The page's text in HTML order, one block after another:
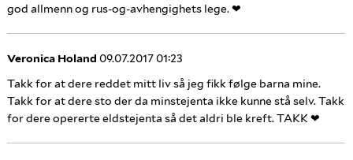
god allmenn og rus-og-avhengighets lege. ❤
Veronica Holand 09.07.2017 01:23
Takk for at dere reddet mitt liv så jeg fikk følge barna mine.
Takk for at dere sto der da minstejenta ikke kunne stå selv. Takk
for dere opererte eldstejenta så det aldri ble kreft. TAKK ❤